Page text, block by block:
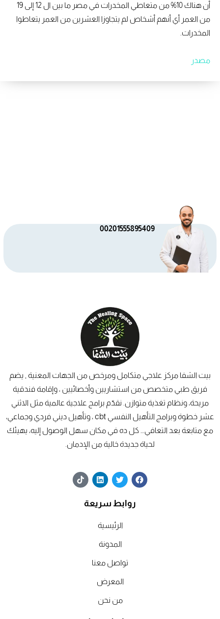
أن هناك 10% من متعاطي المخدرات في مصر ما بين ال 12 إلى 19
من العمر أي أنهم أشخاص لم يتجاوزا العشرين من العمر يتعاطوا
المخدرات.
مصدر
00201555895409
بيت الشفا مركز علاجي متكامل ومرخص من الجهات المعنية , يضم
فريق طبي متخصص من استشاريين وأخصائيين ، وإقامة فندقية
مريحة، ونظام تغذية متوازن. نقدّم برامج علاجية عالمية مثل الاثني
عشر خطوة وبرامج التأهيل النفسي cbt ، وتأهيل ديني فردي وجماعي،
مع متابعة بعد التعافي… كل ده في مكان سهل الوصول إليه، يهيئك
لحياة جديدة خالية من الإدمان.
F
a
T
w
t
t
r
L
i
k
e
i
T
i
t روابط سريعة
الرئيسية
المدونة
تواصل معنا
المعرض
من نحن